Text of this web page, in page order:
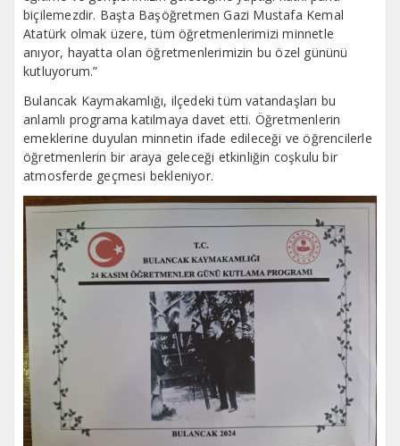
biçilemezdir. Başta Başöğretmen Gazi Mustafa Kemal
Atatürk olmak üzere, tüm öğretmenlerimizi minnetle
anıyor, hayatta olan öğretmenlerimizin bu özel gününü
kutluyorum.”
Bulancak Kaymakamlığı, ilçedeki tüm vatandaşları bu
anlamlı programa katılmaya davet etti. Öğretmenlerin
emeklerine duyulan minnetin ifade edileceği ve öğrencilerle
öğretmenlerin bir araya geleceği etkinliğin coşkulu bir
atmosferde geçmesi bekleniyor.